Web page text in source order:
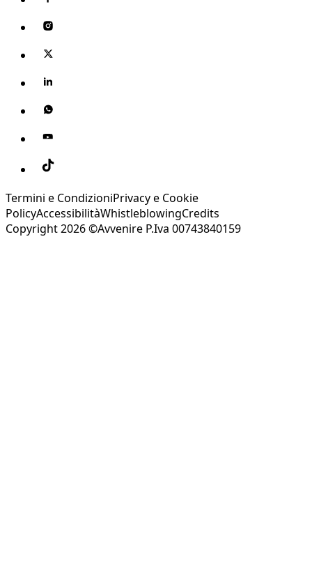
Termini e CondizioniPrivacy e Cookie
PolicyAccessibilitàWhistleblowingCredits
Copyright 2026 ©Avvenire P.Iva 00743840159